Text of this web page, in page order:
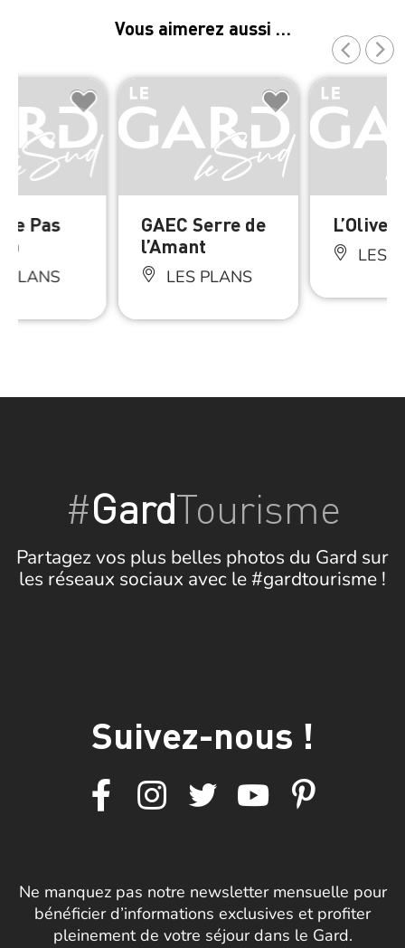
Vous aimerez aussi …
Pas
PLANS
GAEC Serre de
l’Amant
LES PLANS
LES
#GardTourisme
Partagez vos plus belles photos du Gard sur
les réseaux sociaux avec le #gardtourisme !
Suivez-nous !
Ne manquez pas notre newsletter mensuelle pour
bénéficier d’informations exclusives et profiter
pleinement de votre séjour dans le Gard.